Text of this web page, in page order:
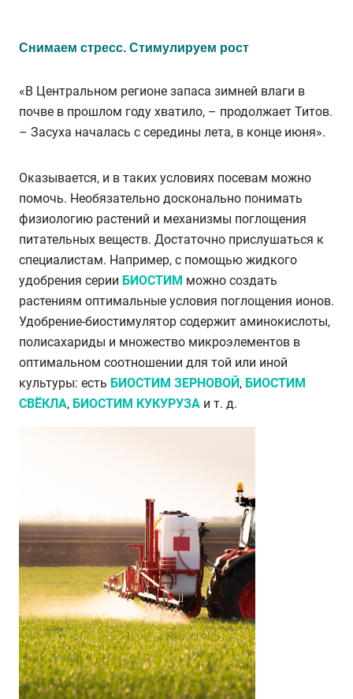
Снимаем стресс. Стимулируем рост
«В Центральном регионе запаса зимней влаги в
почве в прошлом году хватило, – продолжает Титов.
– Засуха началась с середины лета, в конце июня».
Оказывается, и в таких условиях посевам можно
помочь. Необязательно досконально понимать
физиологию растений и механизмы поглощения
питательных веществ. Достаточно прислушаться к
специалистам. Например, с помощью жидкого
удобрения серии БИОСТИМ можно создать
растениям оптимальные условия поглощения ионов.
Удобрение-биостимулятор содержит аминокислоты,
полисахариды и множество микроэлементов в
оптимальном соотношении для той или иной
культуры: есть БИОСТИМ ЗЕРНОВОЙ, БИОСТИМ
СВЁКЛА, БИОСТИМ КУКУРУЗА и т. д.